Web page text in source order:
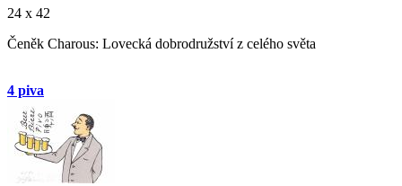
24 x 42
Čeněk Charous: Lovecká dobrodružství z celého světa
4 piva